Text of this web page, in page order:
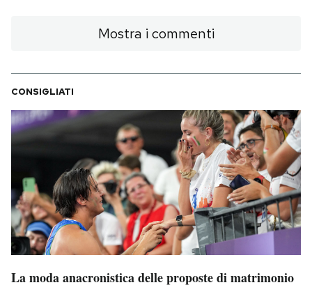
NEWSLETTER
I MIEI PREFERITI
SHOP
CALENDARIO
AREA PERSONALE
Area Personale
Notifiche mobile
Mostra i commenti
CONSIGLIATI
La moda anacronistica delle proposte di matrimonio